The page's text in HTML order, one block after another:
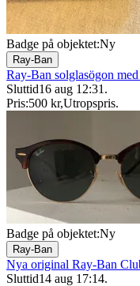
Badge på objektet:Ny
Ray-Ban
Ray-Ban solglasögon
Sluttid16 aug 12:31 .
Pris:500 kr,Utropspris.
Badge på objektet:Ny
Ray-Ban
Nya original Ray-Ban
Sluttid14 aug 17:14.